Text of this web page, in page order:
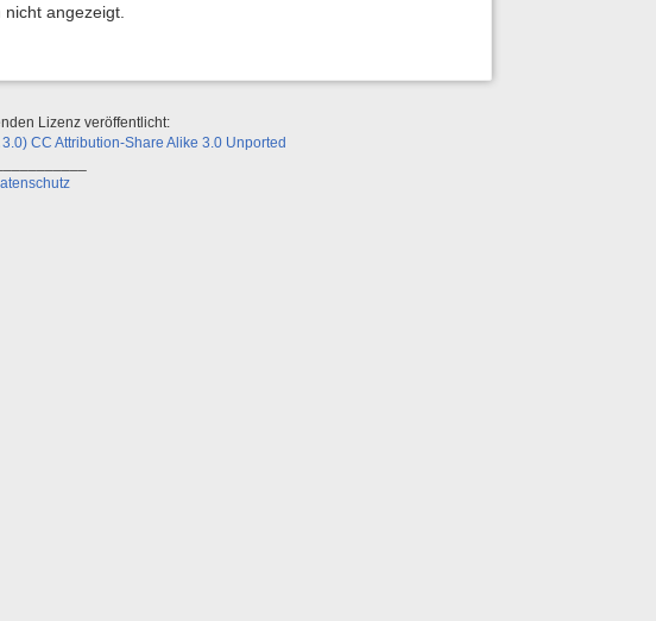
angezeigt.
Lizenz veröffentlicht:
CC Attribution-Share Alike 3.0 Unported